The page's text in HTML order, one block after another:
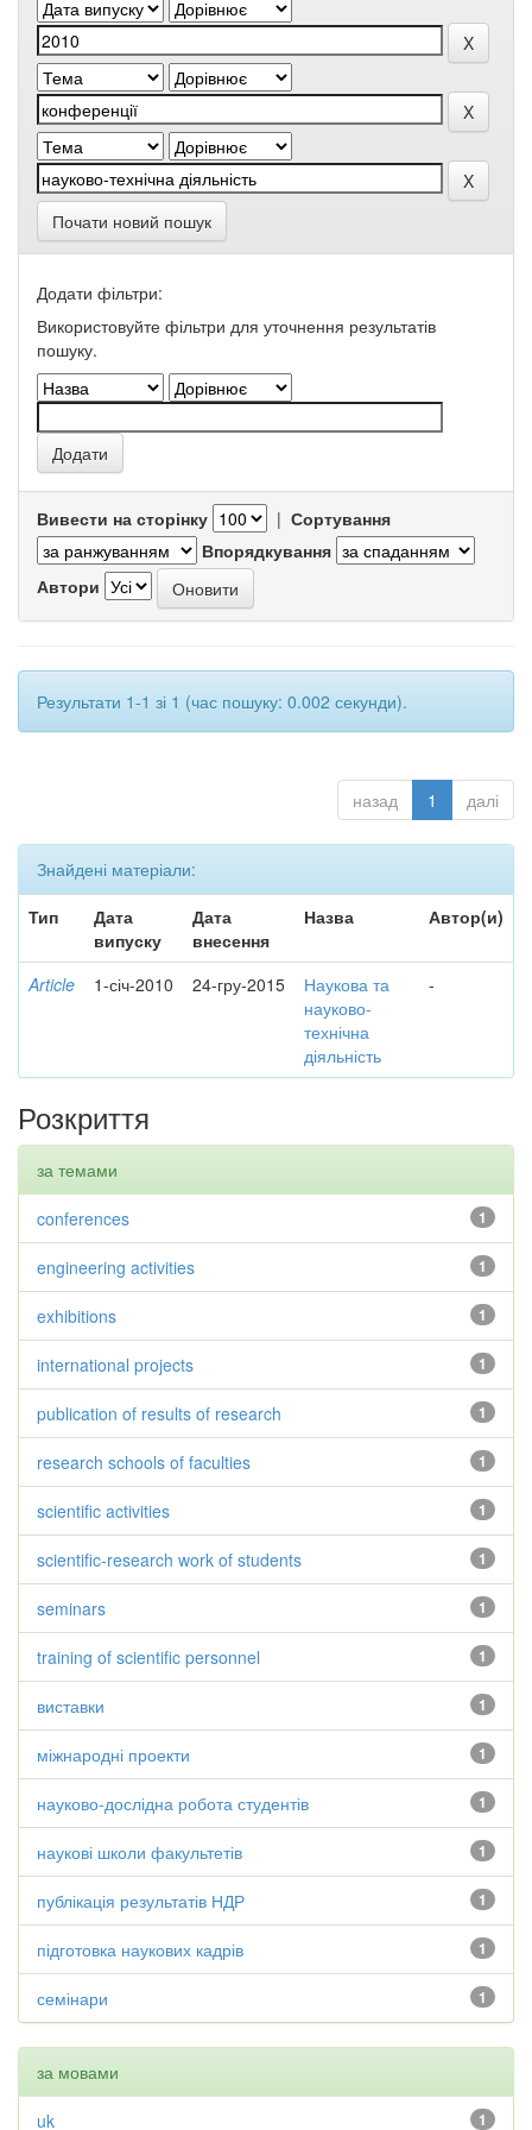
Почати новий пошук
Додати фільтри:
Використовуйте фільтри для уточнення результатів
пошуку.
Вивести на сторінку | Сортування
Впорядкування
Автори
Результати 1-1 зі 1 (час пошуку: 0.002 секунди).
назад 1 далі
Знайдені матеріали:
Тип
Дата
випуску
Дата
внесення
Назва Автор(и)
Article 1-січ-2010 24-гру-2015
Наукова та
науково-
технічна
діяльність
-
Розкриття
за темами
1
conferences
1
engineering activities
1
exhibitions
1
international projects
1
publication of results of research
1
research schools of faculties
1
scientific activities
1
scientific-research work of students
1
seminars
1
training of scientific personnel
1
виставки
1
міжнародні проекти
1
науково-дослідна робота студентів
1
наукові школи факультетів
1
публікація результатів НДР
1
підготовка наукових кадрів
1
семінари
за мовами
1
uk